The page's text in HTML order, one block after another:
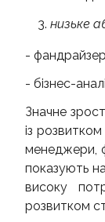
низьке
-
- бізнес-
Значне
із
менеджери,
показують
високу
розвитком